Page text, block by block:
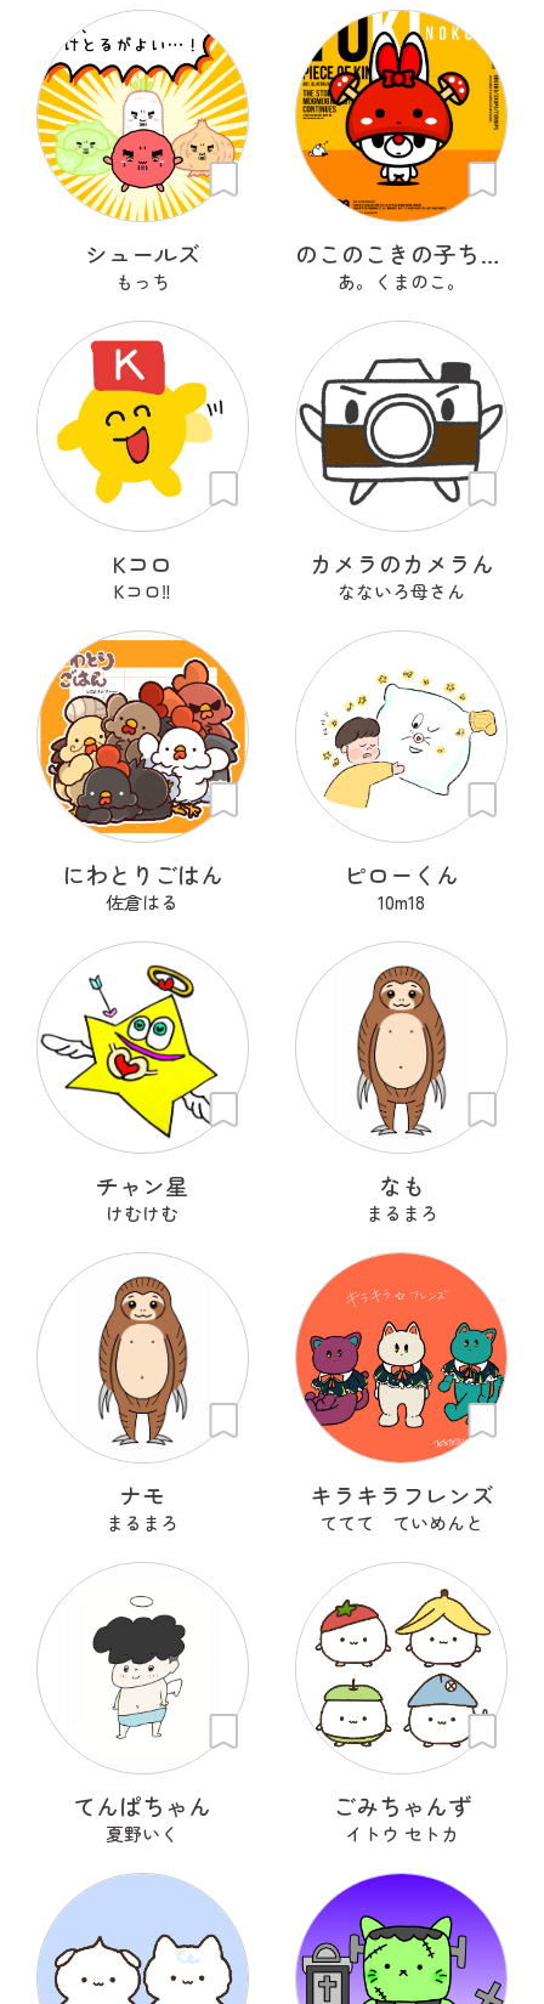
シュールズ
もっち
のこのこきの子ちゃん
あ。くまのこ。
Kコロ
Kコロ‼︎
カメラのカメラん
なないろ母さん
にわとりごはん
佐倉はる
ピローくん
10m18
チャン星
けむけむ
なも
まるまろ
ナモ
まるまろ
キラキラフレンズ
ててて ていめんと
てんぱちゃん
夏野いく
ごみちゃんず
イトウ セトカ